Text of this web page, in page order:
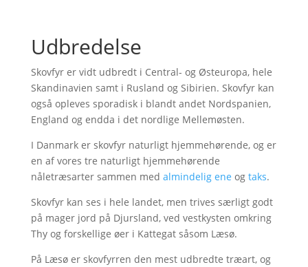
Udbredelse
Skovfyr er vidt udbredt i Central- og Østeuropa, hele
Skandinavien samt i Rusland og Sibirien. Skovfyr kan
også opleves sporadisk i blandt andet Nordspanien,
England og endda i det nordlige Mellemøsten.
I Danmark er skovfyr naturligt hjemmehørende, og er
en af vores tre naturligt hjemmehørende
nåletræsarter sammen med almindelig ene og taks.
Skovfyr kan ses i hele landet, men trives særligt godt
på mager jord på Djursland, ved vestkysten omkring
Thy og forskellige øer i Kattegat såsom Læsø.
På Læsø er skovfyrren den mest udbredte træart, og